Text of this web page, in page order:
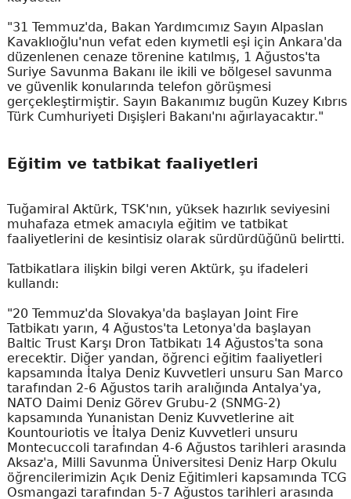
"31 Temmuz'da, Bakan Yardımcımız Sayın Alpaslan
Kavaklıoğlu'nun vefat eden kıymetli eşi için Ankara'da
düzenlenen cenaze törenine katılmış, 1 Ağustos'ta
Suriye Savunma Bakanı ile ikili ve bölgesel savunma
ve güvenlik konularında telefon görüşmesi
gerçekleştirmiştir. Sayın Bakanımız bugün Kuzey Kıbrıs
Türk Cumhuriyeti Dışişleri Bakanı'nı ağırlayacaktır."
Eğitim ve tatbikat faaliyetleri
Tuğamiral Aktürk, TSK'nın, yüksek hazırlık seviyesini
muhafaza etmek amacıyla eğitim ve tatbikat
faaliyetlerini de kesintisiz olarak sürdürdüğünü belirtti.
Tatbikatlara ilişkin bilgi veren Aktürk, şu ifadeleri
kullandı:
"20 Temmuz'da Slovakya'da başlayan Joint Fire
Tatbikatı yarın, 4 Ağustos'ta Letonya'da başlayan
Baltic Trust Karşı Dron Tatbikatı 14 Ağustos'ta sona
erecektir. Diğer yandan, öğrenci eğitim faaliyetleri
kapsamında İtalya Deniz Kuvvetleri unsuru San Marco
tarafından 2-6 Ağustos tarih aralığında Antalya'ya,
NATO Daimi Deniz Görev Grubu-2 (SNMG-2)
kapsamında Yunanistan Deniz Kuvvetlerine ait
Kountouriotis ve İtalya Deniz Kuvvetleri unsuru
Montecuccoli tarafından 4-6 Ağustos tarihleri arasında
Aksaz'a, Milli Savunma Üniversitesi Deniz Harp Okulu
öğrencilerimizin Açık Deniz Eğitimleri kapsamında TCG
Osmangazi tarafından 5-7 Ağustos tarihleri arasında